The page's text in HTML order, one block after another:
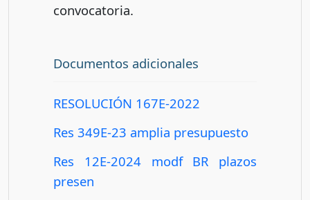
convocatoria.
Documentos adicionales
RESOLUCIÓN 167E-2022
Res 349E-23 amplia presupuesto
Res 12E-2024 modf BR plazos
presen